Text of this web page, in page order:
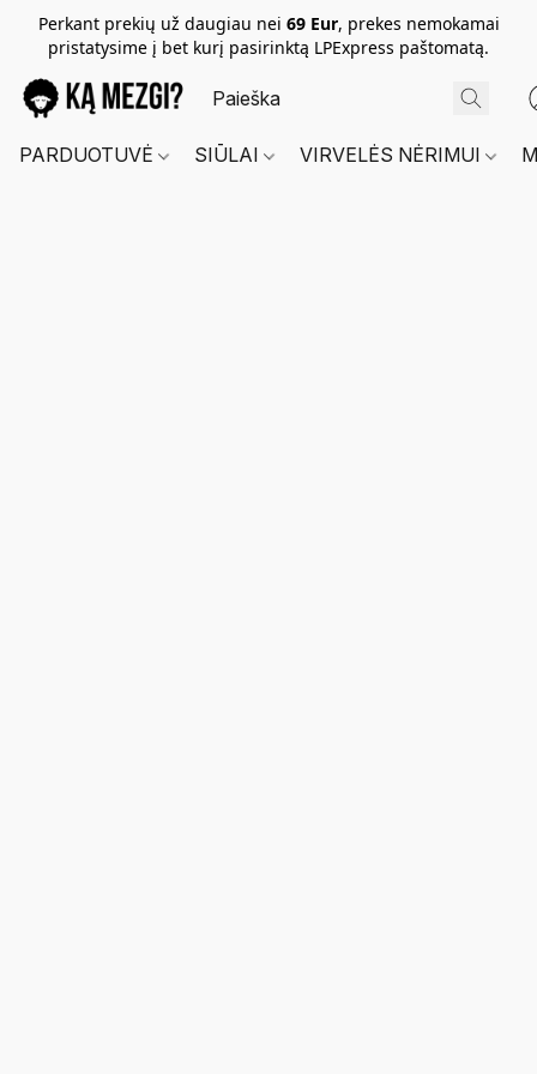
Perkant prekių už daugiau nei 69 Eur, prekes nemokamai
pristatysime į bet kurį pasirinktą LPExpress paštomatą.
PARDUOTUVĖ SIŪLAI VIRVELĖS NĖRIMUI